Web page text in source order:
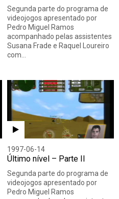
Segunda parte do programa de
videojogos apresentado por
Pedro Miguel Ramos
acompanhado pelas assistentes
Susana Frade e Raquel Loureiro
com…
1997-06-14
Último nível – Parte II
Segunda parte do programa de
videojogos apresentado por
Pedro Miguel Ramos